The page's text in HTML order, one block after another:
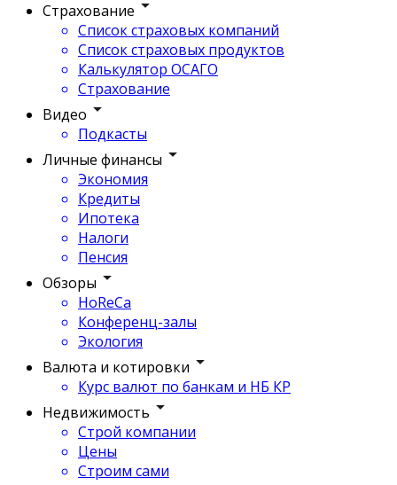
Страхование
Список страховых компаний
Список страховых продуктов
Калькулятор ОСАГО
Страхование
Видео
Подкасты
Личные финансы
Экономия
Кредиты
Ипотека
Налоги
Пенсия
Обзоры
HoReCa
Конференц-залы
Экология
Валюта и котировки
Курс валют по банкам и НБ КР
Недвижимость
Строй компании
Цены
Строим сами